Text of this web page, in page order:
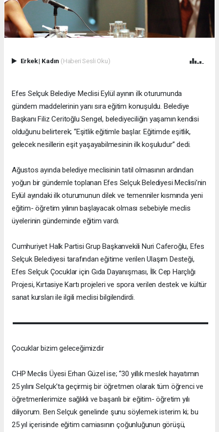
Erkek| Kadın (Haberi Sesli Oku)
Efes Selçuk Belediye Meclisi Eylül ayının ilk oturumunda
gündem maddelerinin yanı sıra eğitim konuşuldu. Belediye
Başkanı Filiz Ceritoğlu Sengel, belediyeciliğin yaşamın kendisi
olduğunu belirterek; “Eşitlik eğitimle başlar. Eğitimde eşitlik,
gelecek nesillerin eşit yaşayabilmesinin ilk koşuludur” dedi.
Ağustos ayında belediye meclisinin tatil olmasının ardından
yoğun bir gündemle toplanan Efes Selçuk Belediyesi Meclisi’nin
Eylül ayındaki ilk oturumunun dilek ve temenniler kısmında yeni
eğitim- öğretim yılının başlayacak olması sebebiyle meclis
üyelerinin gündeminde eğitim vardı.
Cumhuriyet Halk Partisi Grup Başkanvekili Nuri Caferoğlu, Efes
Selçuk Belediyesi tarafından eğitime verilen Ulaşım Desteği,
Efes Selçuk Çocuklar için Gıda Dayanışması, İlk Cep Harçlığı
Projesi, Kırtasiye Kartı projeleri ve spora verilen destek ve kültür
sanat kursları ile ilgili meclisi bilgilendirdi.
Çocuklar bizim geleceğimizdir
CHP Meclis Üyesi Erhan Güzel ise; “30 yıllık meslek hayatımın
25 yılını Selçuk’ta geçirmiş bir öğretmen olarak tüm öğrenci ve
öğretmenlerimize sağlıklı ve başarılı bir eğitim- öğretim yılı
diliyorum. Ben Selçuk genelinde şunu söylemek isterim ki; bu
25 yıl içerisinde eğitim camiasının çoğunluğunun görüşü,